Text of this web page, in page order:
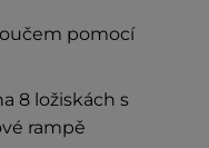
pomocí
8 ložiskách s
rampě